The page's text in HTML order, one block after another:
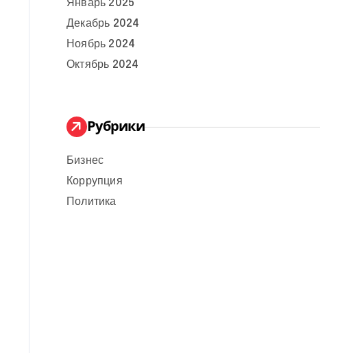
Январь 2025
Декабрь 2024
Ноябрь 2024
Октябрь 2024
Рубрики
Бизнес
Коррупция
Политика